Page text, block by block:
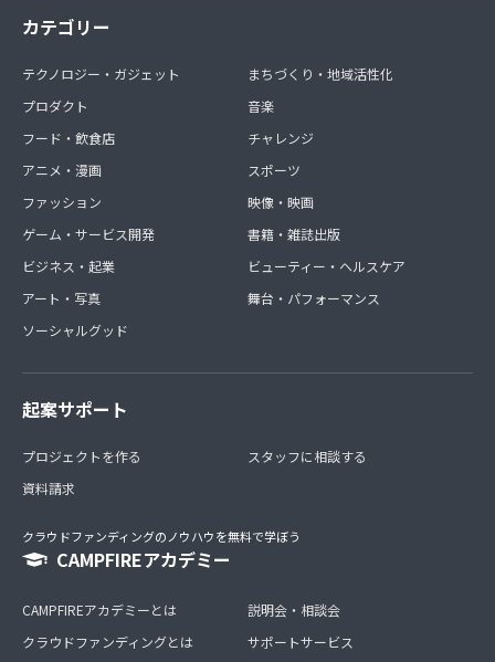
カテゴリー
テクノロジー・ガジェット
プロダクト
フード・飲食店
アニメ・漫画
ファッション
ゲーム・サービス開発
ビジネス・起業
アート・写真
ソーシャルグッド
まちづくり・地域活性化
音楽
チャレンジ
スポーツ
映像・映画
書籍・雑誌出版
ビューティー・ヘルスケア
舞台・パフォーマンス
起案サポート
プロジェクトを作る
資料請求
スタッフに相談する
クラウドファンディングのノウハウを無料で学ぼう
CAMPFIREアカデミー
CAMPFIREアカデミーとは
クラウドファンディングとは
説明会・相談会
サポートサービス